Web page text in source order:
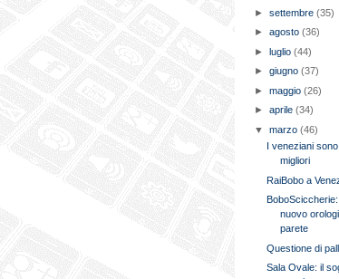
►settembre(35)
►agosto(36)
►luglio(44)
►giugno(37)
►maggio(26)
►aprile(34)
▼marzo(46)
I veneziani
migliori
RaiBobo a
nuovo
parete
Questione di
Sala Ovale: il